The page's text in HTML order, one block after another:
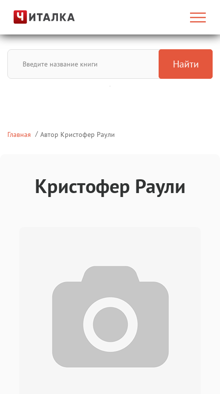
Найти
Главная Автор Кристофер Раули
Кристофер Раули